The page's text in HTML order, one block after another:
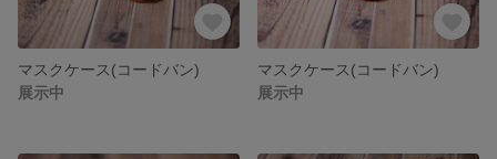
マスクケース(コードバン)
展示中
マスクケース(コードバン)
展示中